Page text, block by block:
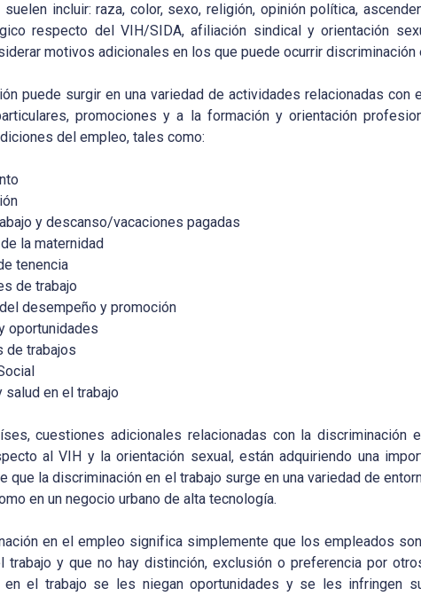
incluir: raza, color, sexo, religión, opinión política,
respecto del VIH/SIDA, afiliación sindical y orientación
motivos adicionales en los que puede ocurrir discriminación
puede surgir en una variedad de actividades relacionadas
promociones y a la formación y orientación
del empleo, tales como:
y descanso/vacaciones pagadas
la maternidad
tenencia
de trabajo
desempeño y promoción
oportunidades
de trabajos
salud en el trabajo
cuestiones adicionales relacionadas con la
al VIH y la orientación sexual, están adquiriendo una
que la discriminación en el trabajo surge en una variedad de
en un negocio urbano de alta tecnología.
en el empleo significa simplemente que los empleados
trabajo y que no hay distinción, exclusión o preferencia por
en el trabajo se les niegan oportunidades y se les infringen